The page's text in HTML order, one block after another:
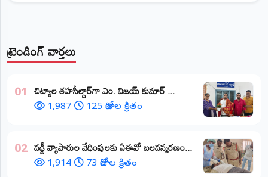
ట్రెండింగ్ వార్తలు
01 ​చిట్యాల తహసీల్దార్‌గా ఎం. విజయ్ కుమార్ ...
1,987 125 రోజుల క్రితం
02 వడ్డీ వ్యాపారుల వేధింపులకు ఏఈవో బలవన్మరణం...
1,914 73 రోజుల క్రితం